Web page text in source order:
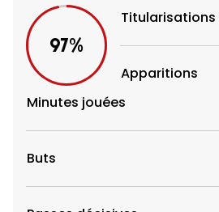
97%
Titularisations
Apparitions
Minutes jouées
Buts